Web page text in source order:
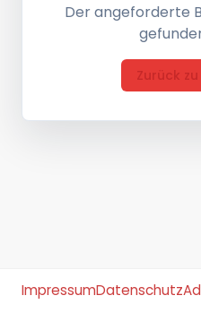
Der angeforderte
Zurück
ImpressumDatenschutz